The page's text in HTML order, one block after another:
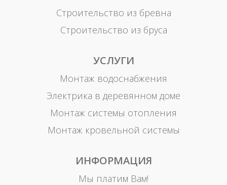
Строительство из бревна
Строительство из бруса
УСЛУГИ
Монтаж водоснабжения
Электрика в деревянном доме
Монтаж системы отопления
Монтаж кровельной системы
ИНФОРМАЦИЯ
Мы платим Вам!